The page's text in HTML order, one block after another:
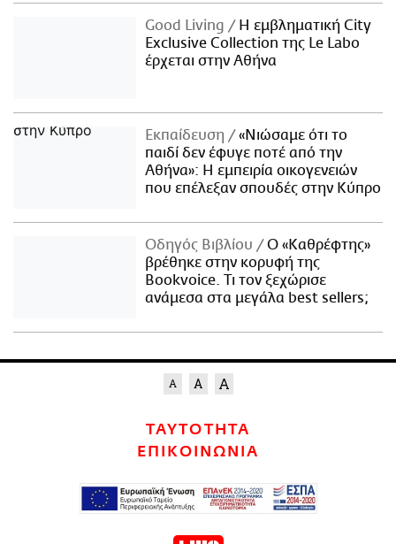
Good Living
Η εμβληματική City
Exclusive Collection της Le Labo
έρχεται στην Αθήνα
Εκπαίδευση
«Νιώσαμε ότι το
παιδί δεν έφυγε ποτέ από την
Αθήνα»: Η εμπειρία οικογενειών
που επέλεξαν σπουδές στην Κύπρο
Οδηγός Βιβλίου
Ο «Καθρέφτης»
βρέθηκε στην κορυφή της
Bookvoice. Τι τον ξεχώρισε
ανάμεσα στα μεγάλα best sellers;
ΤΑΥΤΟΤΗΤΑ
ΕΠΙΚΟΙΝΩΝΙΑ